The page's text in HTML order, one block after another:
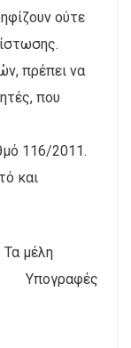
ούτε
πρέπει να
που
116/2011.
και